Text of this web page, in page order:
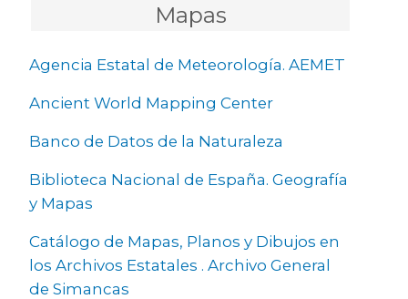
Mapas
Agencia Estatal de Meteorología. AEMET
Ancient World Mapping Center
Banco de Datos de la Naturaleza
Biblioteca Nacional de España. Geografía
y Mapas
Catálogo de Mapas, Planos y Dibujos en
los Archivos Estatales . Archivo General
de Simancas